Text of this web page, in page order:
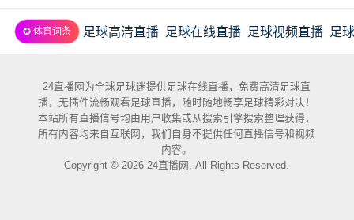
✪ 体育词条 足球高清直播 足球在线直播 足球视频直播 足
24直播网为全球足球迷提供足球在线直播，免费高清足球直
播，无插件流畅观看足球直播，随时随地畅享足球精彩对决！
本站所有直播信号均由用户收集或从搜索引擎搜索整理获得，
所有内容均来自互联网，我们自身不提供任何直播信号和视频
内容。
Copyright © 2026 24直播网. All Rights Reserved.